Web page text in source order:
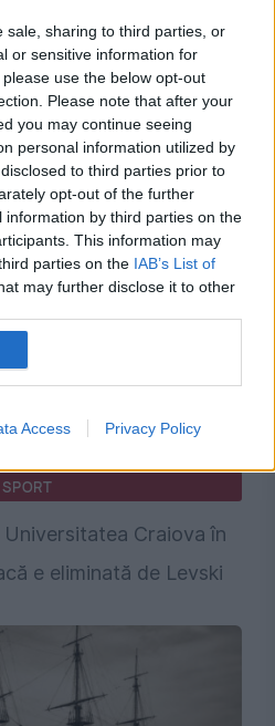
sale, sharing to third parties, or
or sensitive information for
use the below opt-out
Please note that after your
you may continue seeing
personal information utilized by
to third parties prior to
opt-out of the further
by third parties on the
This information may
parties on the IAB’s List of
may further disclose it to other
Access Privacy Policy
SPORT
- Levski Sofia. Retur
Liga Campionilor
SPORT
Craiova în
e eliminată de Levski